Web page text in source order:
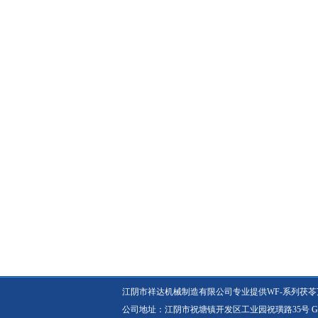
江阴市祥达机械制造有限公司专业提供WF-系列茯
公司地址：江阴市祝塘镇开发区工业园祝璜路35号